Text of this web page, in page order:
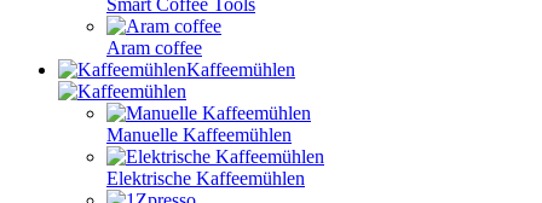
Smart Coffee Tools
Aram coffee
Kaffeemühlen
Manuelle Kaffeemühlen
Elektrische Kaffeemühlen